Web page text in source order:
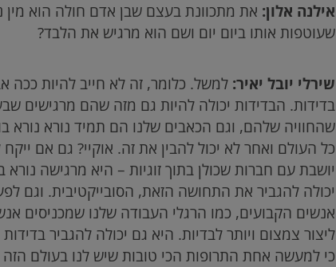
אילנה אלון: את מתכוונת בעצם שבן אדם חולה הוא מין
שעוטפות אותו ביום יום ושם הוא מרגיש את הלבד?
שירלי יובל יאיר: למשל. כלומר, זה לא חייב להיות
בדידות. הבדידות יכולה להיות גם מזה שהם מרגישים
שהחוויה שלהם, וגם הכאבים שלנו הם תמיד נורא נורא
כל העולם ואחר לא יכול להבין את זה. אוקיי? גם אם
יושבת עם חברות שכולן בתוך זוגיות – היא מרגישה
יכולה להגביר את התחושה הזאת, הסובייקטיבית. וגם
אנשים הקבועים, כמו הרגלי העבודה שלנו שמכניסים
ליצור צמצום ויותר לבדיות. היא גם יכולה להגביר
כי למעשה אחת התרופות הכי טובות שיש לנו בעולם